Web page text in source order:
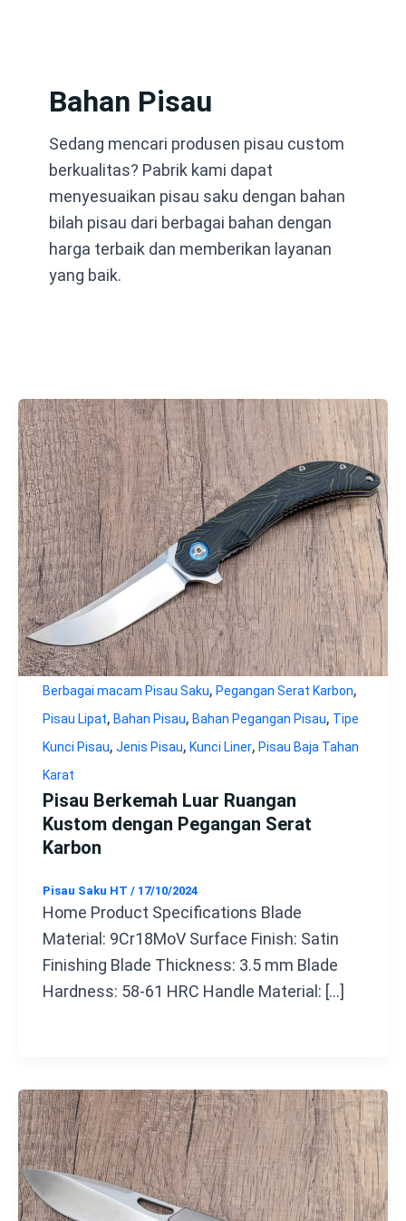
Bahan Pisau
Sedang mencari produsen pisau custom
berkualitas? Pabrik kami dapat
menyesuaikan pisau saku dengan bahan
bilah pisau dari berbagai bahan dengan
harga terbaik dan memberikan layanan
yang baik.
Berbagai macam Pisau Saku, Pegangan Serat Karbon,
Pisau Lipat, Bahan Pisau, Bahan Pegangan Pisau, Tipe
Kunci Pisau, Jenis Pisau, Kunci Liner, Pisau Baja Tahan
Karat
Pisau Berkemah Luar Ruangan
Kustom dengan Pegangan Serat
Karbon
Pisau Saku HT / 17/10/2024
Home Product Specifications Blade
Material: 9Cr18MoV Surface Finish: Satin
Finishing Blade Thickness: 3.5 mm Blade
Hardness: 58-61 HRC Handle Material: […]